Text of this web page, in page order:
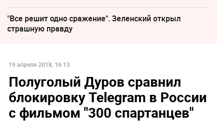
"Все решит одно сражение". Зеленский открыл
страшную правду
19 апреля 2018, 16:13
Полуголый Дуров сравнил
блокировку Telegram в России
с фильмом "300 спартанцев"